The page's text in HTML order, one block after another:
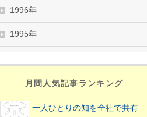
1996年
1995年
月間人気記事ランキング
一人ひとりの知を全社で共有